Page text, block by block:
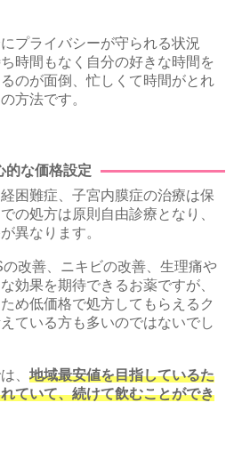
プライバシーが守られる状況
時間もなく自分の好きな時間を
のが面倒、忙しくて時間がとれ
方法です。
的な価格設定
困難症、子宮内膜症の治療は保
の処方は原則自由診療となり、
異なります。
改善、ニキビの改善、生理痛や
効果を期待できるお薬ですが、
め低価格で処方してもらえるク
ている方も多いのではないでし
、 地域最安値を目指しているた
ていて、続けて飲むことができ